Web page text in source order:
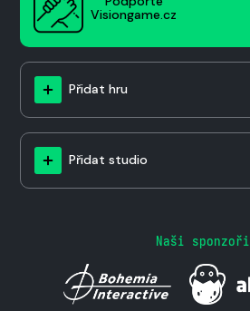
Visiongame.cz
Přidat hru
Přidat studio
Naši sponzoři